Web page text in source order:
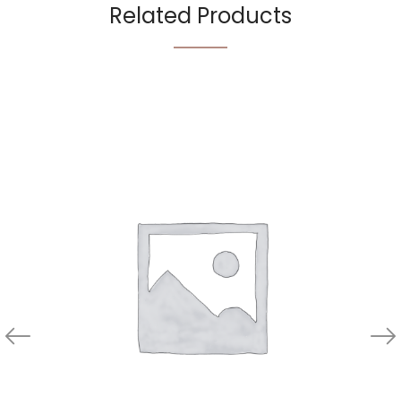
Related Products